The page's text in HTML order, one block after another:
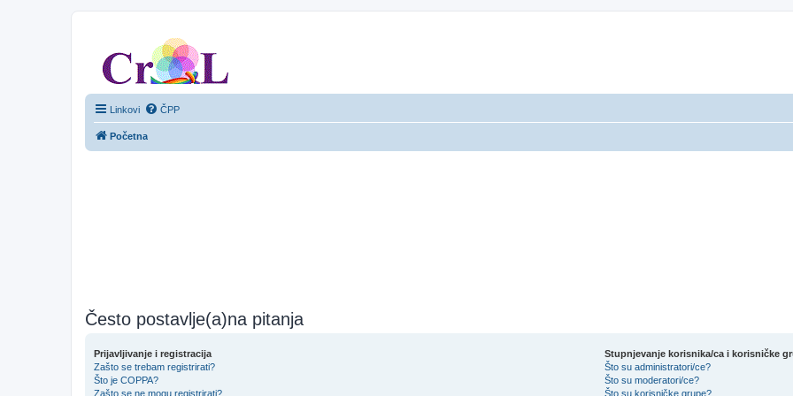
Linkovi ČPP
Početna
Često postavlje(a)na pitanja
Prijavljivanje i registracija
Zašto se trebam registrirati?
Što je COPPA?
Zašto se ne mogu registrirati?
Stupnjevanje korisnika/ca i korisničke
Što su administratori/ce?
Što su moderatori/ce?
Što su korisničke grupe?